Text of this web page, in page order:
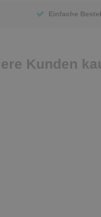
Einfache
Kunden